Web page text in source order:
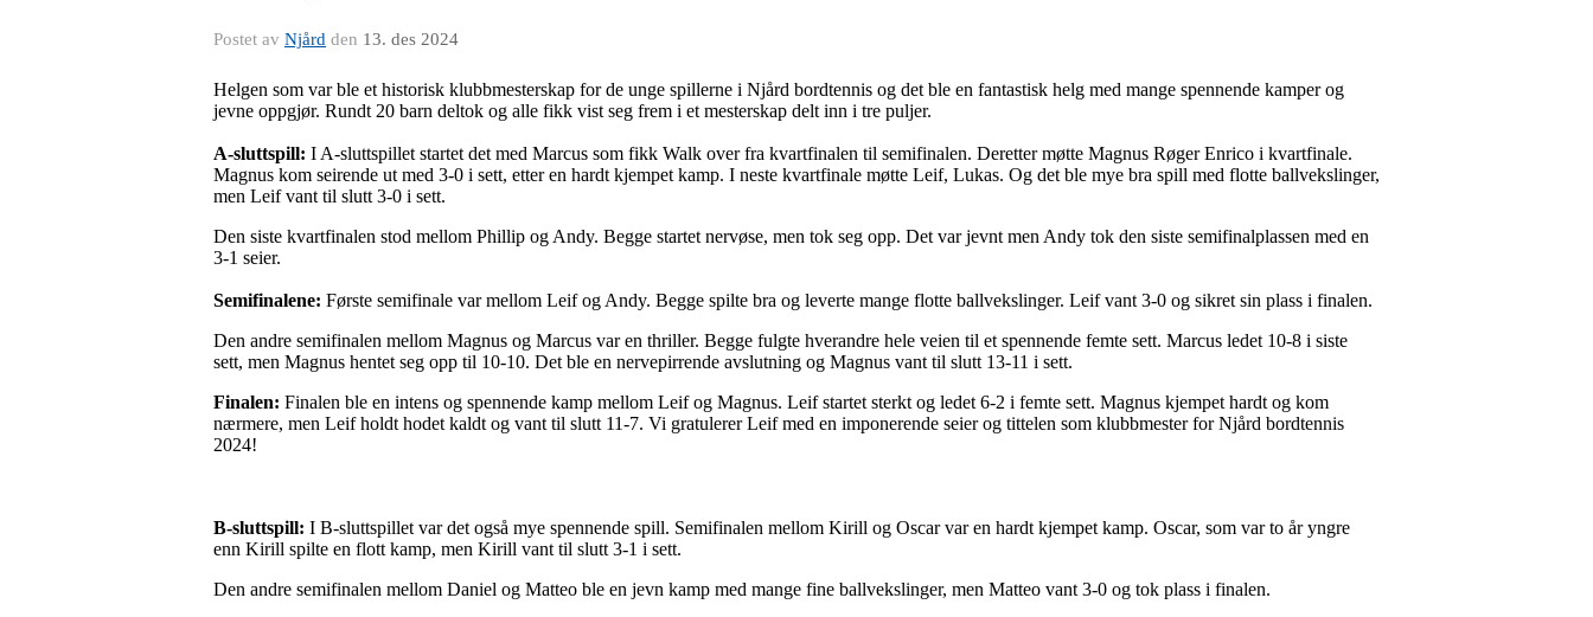
Postet av Njård den 13. des 2024
Helgen som var ble et historisk klubbmesterskap for de unge spillerne i Njård bordtennis og det ble en fantastisk helg med mange spennende kamper og
jevne oppgjør. Rundt 20 barn deltok og alle fikk vist seg frem i et mesterskap delt inn i tre puljer.
A-sluttspill: I A-sluttspillet startet det med Marcus som fikk Walk over fra kvartfinalen til semifinalen. Deretter møtte Magnus Røger Enrico i kvartfinale.
Magnus kom seirende ut med 3-0 i sett, etter en hardt kjempet kamp. I neste kvartfinale møtte Leif, Lukas. Og det ble mye bra spill med flotte ballvekslinger,
men Leif vant til slutt 3-0 i sett.
Den siste kvartfinalen stod mellom Phillip og Andy. Begge startet nervøse, men tok seg opp. Det var jevnt men Andy tok den siste semifinalplassen med en
3-1 seier.
Semifinalene: Første semifinale var mellom Leif og Andy. Begge spilte bra og leverte mange flotte ballvekslinger. Leif vant 3-0 og sikret sin plass i finalen.
Den andre semifinalen mellom Magnus og Marcus var en thriller. Begge fulgte hverandre hele veien til et spennende femte sett. Marcus ledet 10-8 i siste
sett, men Magnus hentet seg opp til 10-10. Det ble en nervepirrende avslutning og Magnus vant til slutt 13-11 i sett.
Finalen: Finalen ble en intens og spennende kamp mellom Leif og Magnus. Leif startet sterkt og ledet 6-2 i femte sett. Magnus kjempet hardt og kom
nærmere, men Leif holdt hodet kaldt og vant til slutt 11-7. Vi gratulerer Leif med en imponerende seier og tittelen som klubbmester for Njård bordtennis
2024!
B-sluttspill: I B-sluttspillet var det også mye spennende spill. Semifinalen mellom Kirill og Oscar var en hardt kjempet kamp. Oscar, som var to år yngre
enn Kirill spilte en flott kamp, men Kirill vant til slutt 3-1 i sett.
Den andre semifinalen mellom Daniel og Matteo ble en jevn kamp med mange fine ballvekslinger, men Matteo vant 3-0 og tok plass i finalen.